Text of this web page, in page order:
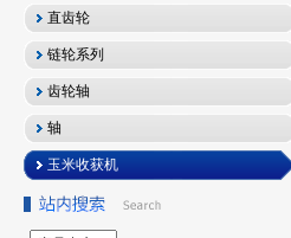
直齿轮
链轮系列
齿轮轴
轴
玉米收获机